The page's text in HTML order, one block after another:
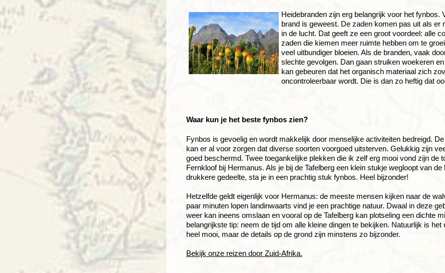
Heidebranden zijn erg belangrijk voor het fynbos.
brand is geweest. De zaden komen pas uit als
in de lucht. Dat geeft ze een groot voordeel: alle
zaden die kiemen meer ruimte hebben om te
veel uitbundiger bloeien. Als de branden, vaak
slechte gevolgen. Dan gaan struiken woekeren
kan gebeuren dat het organisch materiaal zich
oncontroleerbaar wordt. Die is dan zo heftig dat
Waar kun je het beste fynbos zien?
Fynbos is gevoelig en wordt makkelijk door menselijke activiteiten bedreigd.
kan er al voor zorgen dat diverse soorten voorgoed uitsterven. Gelukkig zijn
goed beschermd. Twee toegankelijke plekken die ik zelf erg mooi vond zijn de
Fernkloof bij Hermanus. Als je bij de Tafelberg een klein stukje wegloopt van
drukkere gedeelte, sta je in een prachtig stuk fynbos. Heel bijzonder!
Hetzelfde geldt eigenlijk voor Hermanus: de meeste mensen kijken naar de
paar minuten lopen landinwaarts vind je een prachtige natuur. Dwaal in deze
weer kan ineens omslaan en vooral op de Tafelberg kan plotseling een dichte
belangrijkste tip: neem de tijd om alle kleine dingen te bekijken. Natuurlijk is het
heel mooi, maar de details op de grond zijn minstens zo bijzonder.
Bekijk onze reizen door Zuid-Afrika.